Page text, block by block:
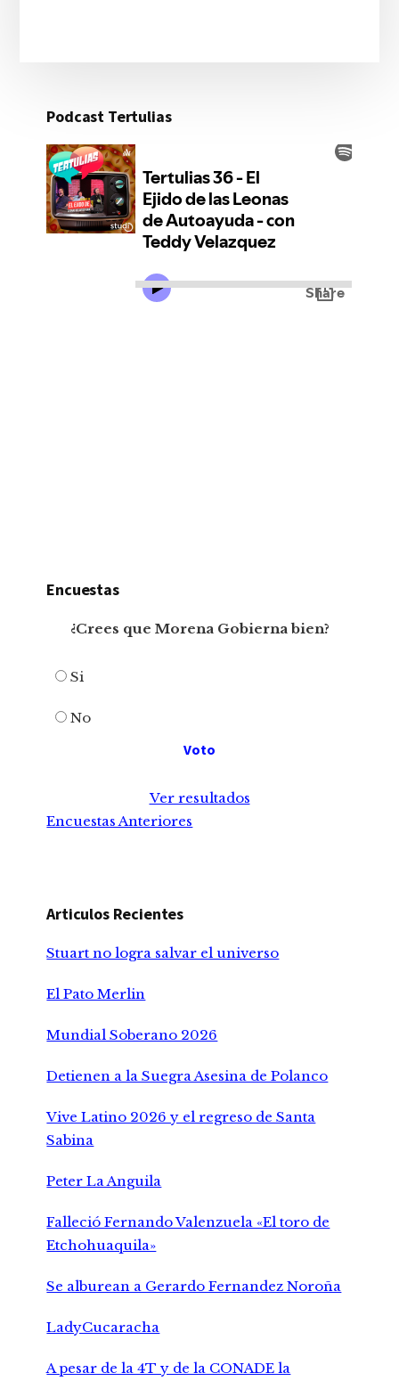
Podcast Tertulias
Encuestas
¿Crees que Morena Gobierna bien?
Si
No
Ver resultados
Encuestas Anteriores
Articulos Recientes
Stuart no logra salvar el universo
El Pato Merlin
Mundial Soberano 2026
Detienen a la Suegra Asesina de Polanco
Vive Latino 2026 y el regreso de Santa
Sabina
Peter La Anguila
Falleció Fernando Valenzuela «El toro de
Etchohuaquila»
Se alburean a Gerardo Fernandez Noroña
LadyCucaracha
A pesar de la 4T y de la CONADE la